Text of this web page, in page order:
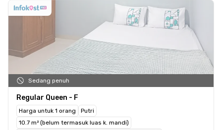
Sedang penuh
Regular Queen - F
Harga untuk 1 orang
Putri
10.7 m² (belum termasuk luas k. mandi)